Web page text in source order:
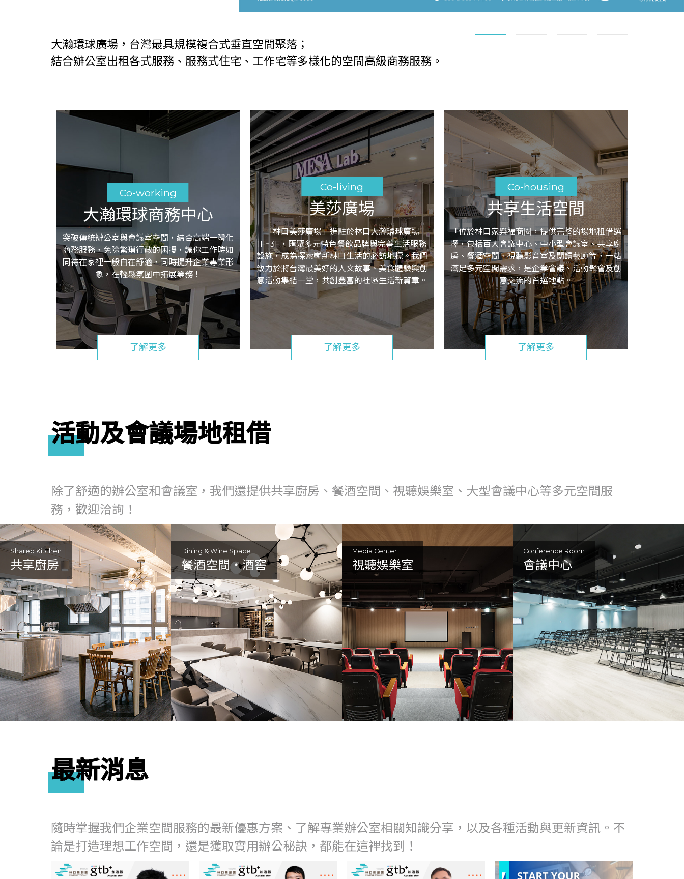
大瀚環球廣場，台灣最具規模複合式垂直空間聚落；
結合辦公室出租各式服務、服務式住宅、工作宅等多樣化的空間高級商務服務。
Co-working
大瀚環球商務中心
突破傳統辦公室與會議室空間，結合高端一體化
商務服務，免除繁瑣行政的困擾，讓你工作時如
同待在家裡一般自在舒適，同時提升企業專業形
象，在輕鬆氛圍中拓展業務！
了解更多
Co-living
美莎廣場
「林口美莎廣場」進駐於林口大瀚環球廣場
1F~3F，匯聚多元特色餐飲品牌與完善生活服務
設施，成為探索嶄新林口生活的必訪地標。我們
致力於將台灣最美好的人文故事、美食體驗與創
意活動集結一堂，共創豐富的社區生活新篇章。
了解更多
Co-housing
共享生活空間
「位於林口家樂福商圈，提供完整的場地租借選
擇，包括百人會議中心、中小型會議室、共享廚
房、餐酒空間、視聽影音室及閱讀藝廊等，一站
滿足多元空間需求，是企業會議、活動聚會及創
意交流的首選地點。
了解更多
活動及會議場地租借
除了舒適的辦公室和會議室，我們還提供共享廚房、餐酒空間、視聽娛樂室、大型會議中心等多元空間服
務，歡迎洽詢！
Shared Kitchen
共享廚房
Dining & Wine Space
餐酒空間・酒窖
Media Center
視聽娛樂室
Conference Room
會議中心
最新消息
隨時掌握我們企業空間服務的最新優惠方案、了解專業辦公室相關知識分享，以及各種活動與更新資訊。不
論是打造理想工作空間，還是獲取實用辦公秘訣，都能在這裡找到！